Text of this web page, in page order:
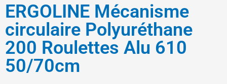
ERGOLINE Mécanisme
circulaire Polyuréthane
200 Roulettes Alu 610
50/70cm